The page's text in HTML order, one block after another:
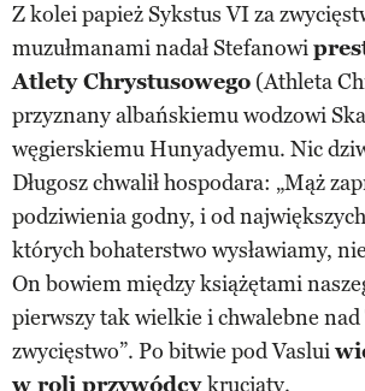
Z kolei papież Sykstus VI za
muzułmanami nadał Stefanowi
Atlety Chrystusowego (Athleta
przyznany albańskiemu wodzowi
węgierskiemu Hunyadyemu. Nic
Długosz chwalił hospodara: „Mąż
podziwienia godny, i od
których bohaterstwo wysławiamy,
On bowiem między książętami
pierwszy tak wielkie i chwalebne
zwycięstwo”. Po bitwie pod Vaslui
w roli przywódcykrucjaty.